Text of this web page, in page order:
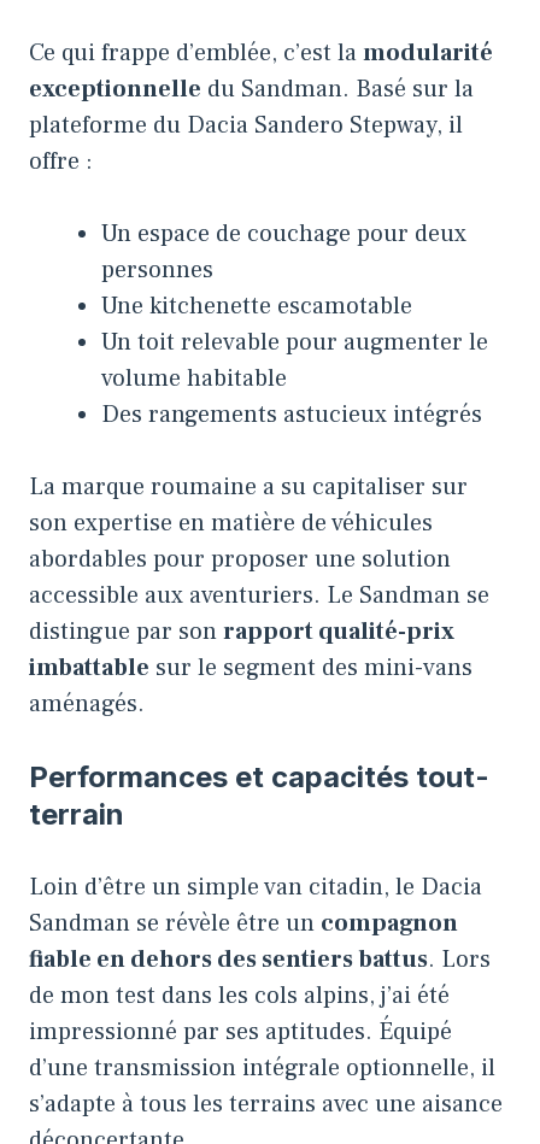
Ce qui frappe d’emblée, c’est lamodularité
exceptionnelle du Sandman. Basé sur la
plateforme du Dacia Sandero Stepway, il
offre :
Un espace de couchage pour deux
personnes
Une kitchenette escamotable
Un toit relevable pour augmenter le
volume habitable
Des rangements astucieux intégrés
La marque roumaine a su capitaliser sur
son expertise en matière de véhicules
abordables pour proposer une solution
accessible aux aventuriers. Le Sandman se
distingue par sonrapport qualité-prix
imbattable sur le segment des mini-vans
aménagés.
Performances et capacités tout-
terrain
Loin d’être un simple van citadin, le Dacia
Sandman se révèle être un compagnon
fiable en dehors des sentiers battus. Lors
de mon test dans les cols alpins, j’ai été
impressionné par ses aptitudes. Équipé
d’une transmission intégrale optionnelle, il
s’adapte à tous les terrains avec une aisance